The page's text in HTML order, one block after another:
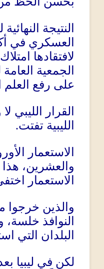
النتيجة
العسكري في
لافتقادها
الجمعية
على رفع العلم
القرار الليبي
الليبية تفتت.
الاستعمار
والعشرين،
الاستعمار
والذين
النوافذ
البلدان التي
لكن في ليبيا